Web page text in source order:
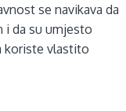
se navikava da
i da su umjesto
koriste vlastito